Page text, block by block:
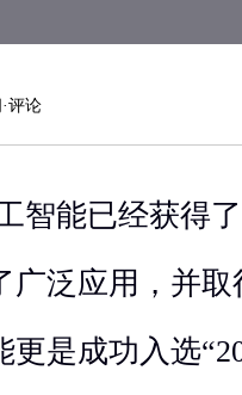
评论
智能已经获得
广泛应用，并取
更是成功入选